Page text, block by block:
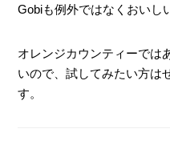
Gobiも例外ではなくおいし
オレンジカウンティーでは
いので、試してみたい方は
す。